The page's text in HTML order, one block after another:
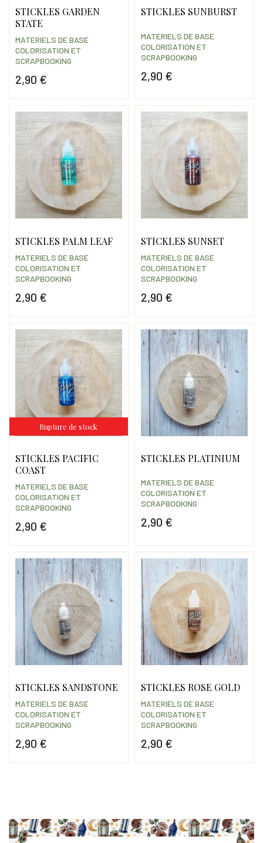
STICKLES GARDEN
STATE
2,90 €
MATERIELS DE BASE
COLORISATION ET
SCRAPBOOKING
STICKLES SUNBURST
2,90 €
MATERIELS DE BASE
COLORISATION ET
SCRAPBOOKING
STICKLES PALM LEAF
2,90 €
MATERIELS DE BASE
COLORISATION ET
SCRAPBOOKING
STICKLES SUNSET
2,90 €
MATERIELS DE BASE
COLORISATION ET
SCRAPBOOKING
Rupture de stock
STICKLES PACIFIC
COAST
2,90 €
MATERIELS DE BASE
COLORISATION ET
SCRAPBOOKING
STICKLES PLATINIUM
2,90 €
MATERIELS DE BASE
COLORISATION ET
SCRAPBOOKING
STICKLES SANDSTONE
2,90 €
MATERIELS DE BASE
COLORISATION ET
SCRAPBOOKING
STICKLES ROSE GOLD
2,90 €
MATERIELS DE BASE
COLORISATION ET
SCRAPBOOKING